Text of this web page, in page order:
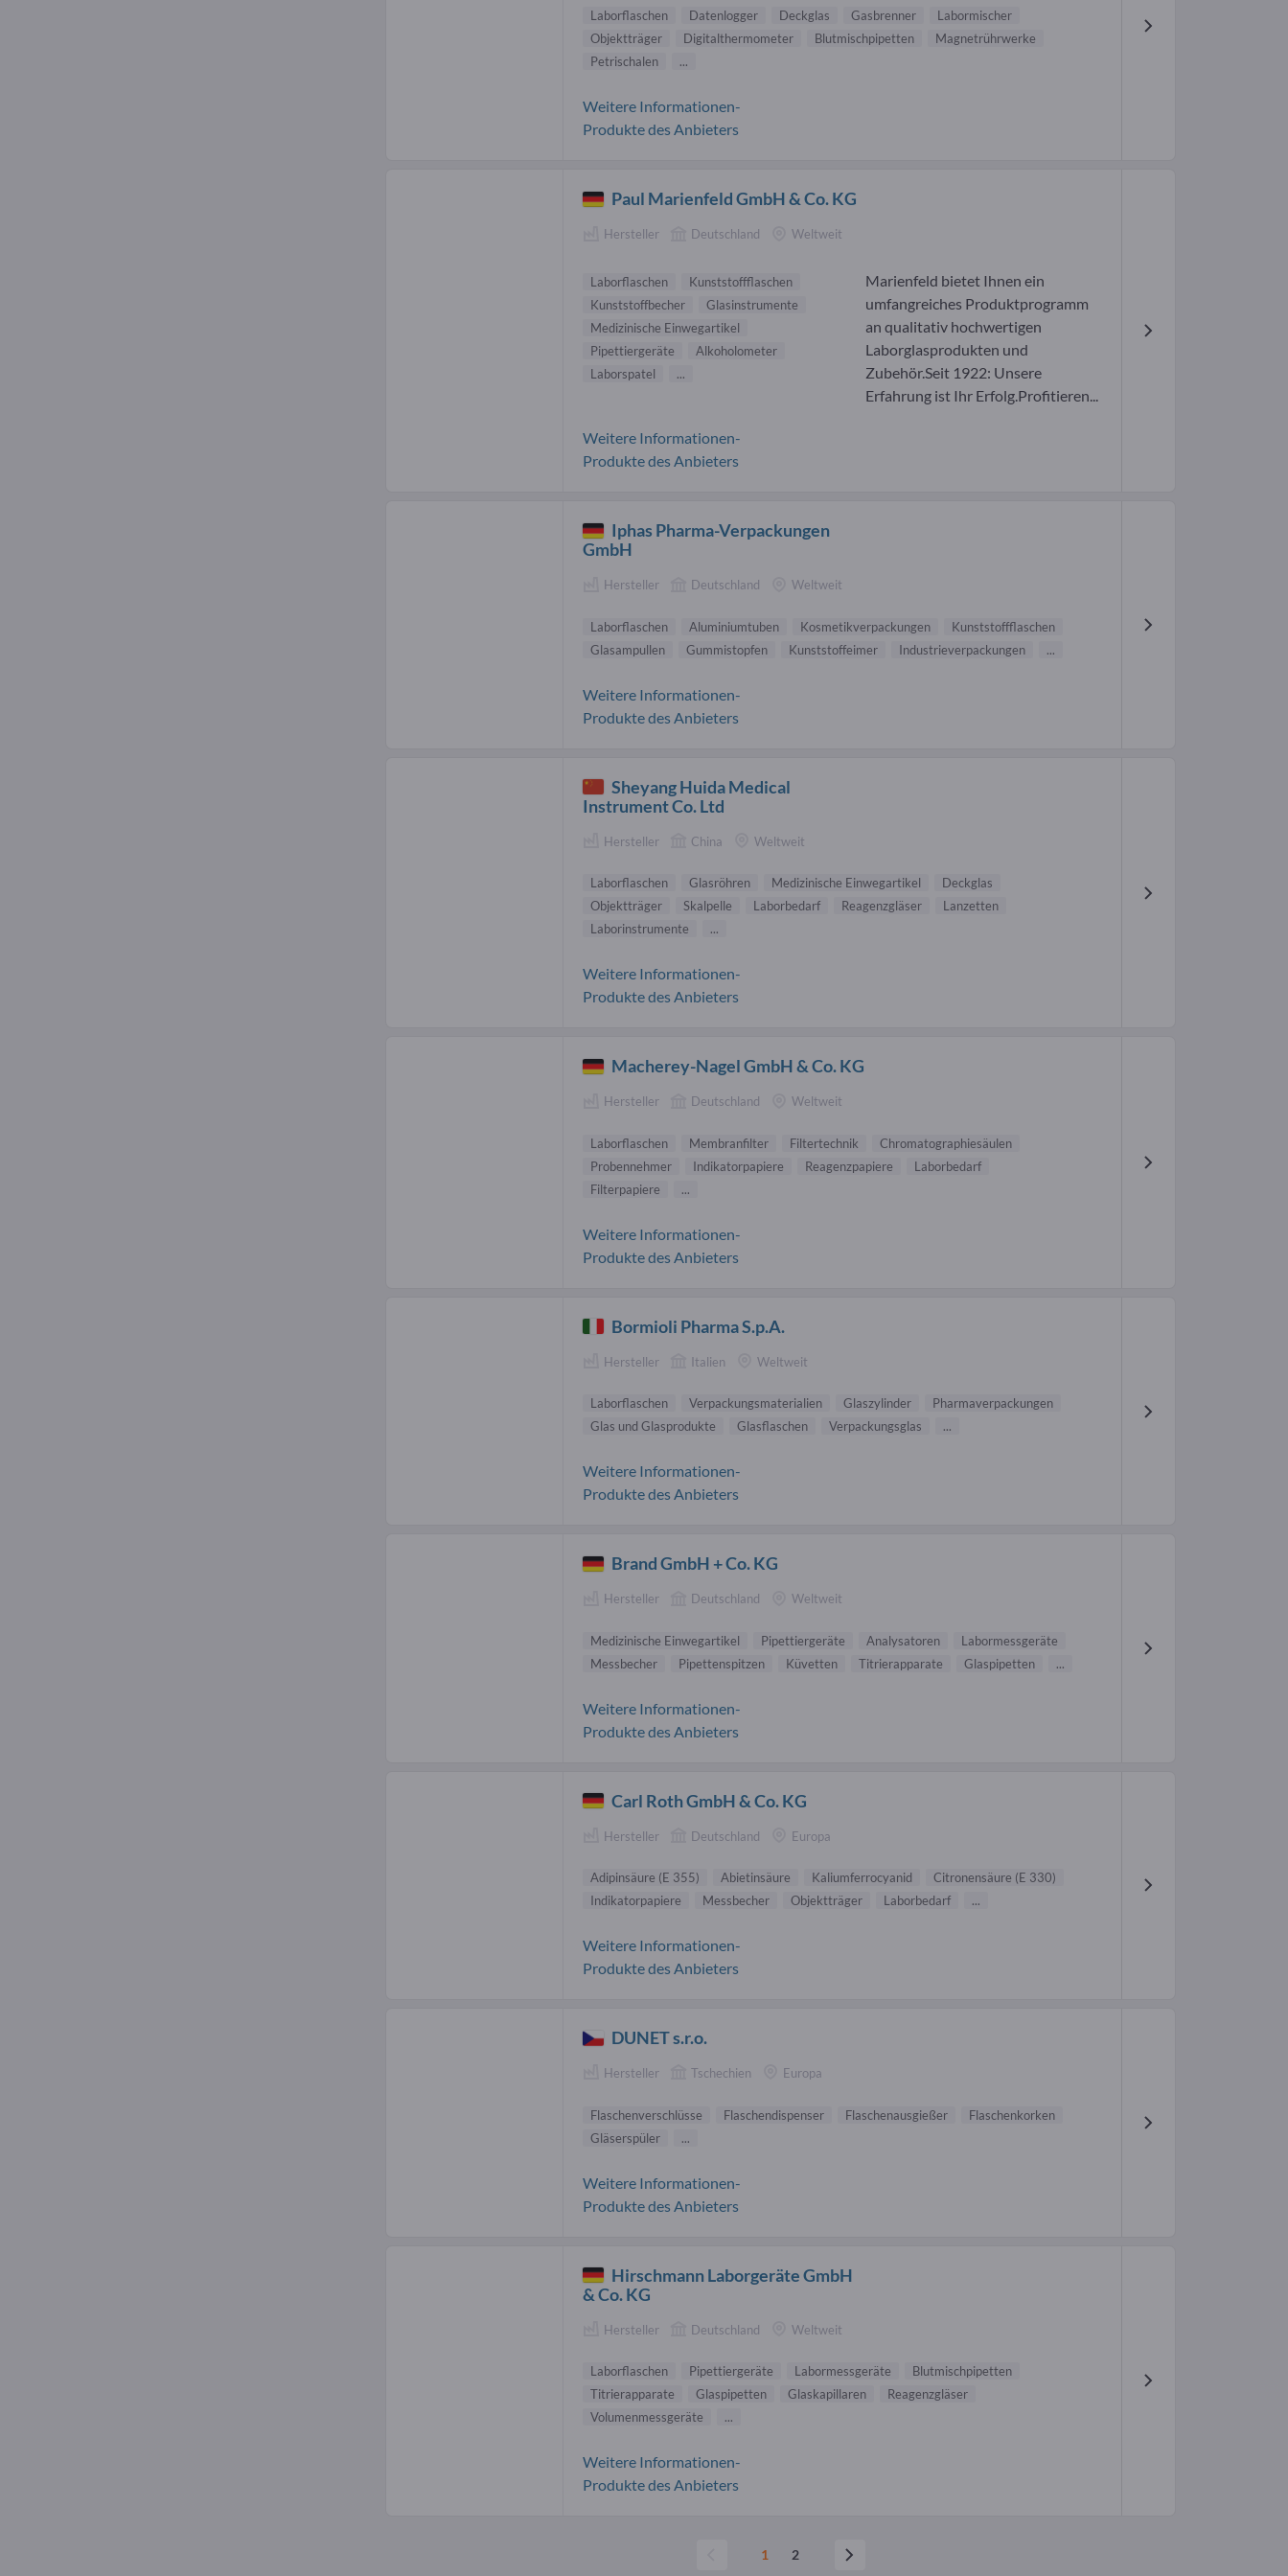
Laborflaschen Datenlogger Deckglas Gasbrenner
Labormischer
Objektträger
Digitalthermometer Blutmischpipetten
Magnetrührwerke
Petrischalen
...
Weitere Informationen-
Produkte des Anbieters
Paul Marienfeld GmbH & Co. KG
Hersteller Deutschland Weltweit
Laborflaschen
Kunststoffflaschen
Kunststoffbecher
Glasinstrumente
Medizinische Einwegartikel
Pipettiergeräte
Alkoholometer
Laborspatel
...
Marienfeld bietet Ihnen ein
umfangreiches Produktprogramm
an qualitativ hochwertigen
Laborglasprodukten und
Zubehör.Seit 1922: Unsere
Erfahrung ist Ihr Erfolg.Profitieren...
Weitere Informationen-
Produkte des Anbieters
Iphas Pharma-Verpackungen
GmbH
Hersteller Deutschland Weltweit
Laborflaschen Aluminiumtuben Kosmetikverpackungen
Kunststoffflaschen
Glasampullen
Gummistopfen Kunststoffeimer Industrieverpackungen ...
Weitere Informationen-
Produkte des Anbieters
Sheyang Huida Medical
Instrument Co. Ltd
Hersteller China Weltweit
Laborflaschen Glasröhren Medizinische Einwegartikel
Deckglas
Objektträger
Skalpelle Laborbedarf Reagenzgläser
Lanzetten
Laborinstrumente
...
Weitere Informationen-
Produkte des Anbieters
Macherey-Nagel GmbH & Co. KG
Hersteller Deutschland Weltweit
Laborflaschen Membranfilter Filtertechnik
Chromatographiesäulen
Probennehmer
Indikatorpapiere Reagenzpapiere
Laborbedarf
Filterpapiere
...
Weitere Informationen-
Produkte des Anbieters
Bormioli Pharma S.p.A.
Hersteller Italien Weltweit
Laborflaschen Verpackungsmaterialien Glaszylinder
Pharmaverpackungen
Glas und Glasprodukte
Glasflaschen Verpackungsglas ...
Weitere Informationen-
Produkte des Anbieters
Brand GmbH + Co. KG
Hersteller Deutschland Weltweit
Medizinische Einwegartikel Pipettiergeräte Analysatoren
Labormessgeräte
Messbecher
Pipettenspitzen Küvetten Titrierapparate Glaspipetten ...
Weitere Informationen-
Produkte des Anbieters
Carl Roth GmbH & Co. KG
Hersteller Deutschland Europa
Adipinsäure (E 355) Abietinsäure Kaliumferrocyanid
Citronensäure (E 330)
Indikatorpapiere
Messbecher Objektträger Laborbedarf ...
Weitere Informationen-
Produkte des Anbieters
DUNET s.r.o.
Hersteller Tschechien Europa
Flaschenverschlüsse Flaschendispenser Flaschenausgießer
Flaschenkorken
Gläserspüler
...
Weitere Informationen-
Produkte des Anbieters
Hirschmann Laborgeräte GmbH
& Co. KG
Hersteller Deutschland Weltweit
Laborflaschen Pipettiergeräte Labormessgeräte
Blutmischpipetten
Titrierapparate
Glaspipetten Glaskapillaren
Reagenzgläser
Volumenmessgeräte
...
Weitere Informationen-
Produkte des Anbieters
1 2